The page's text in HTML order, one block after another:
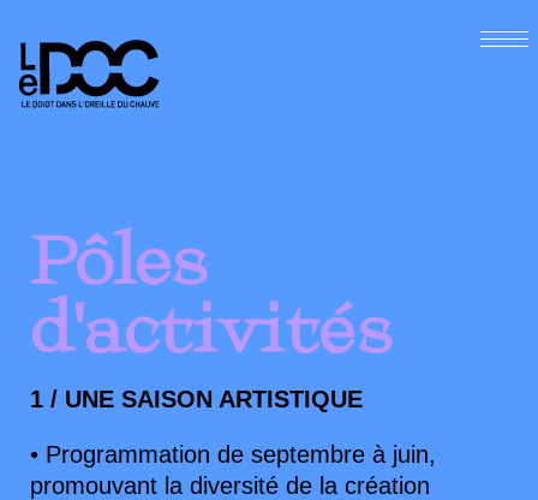
Pôles
d'activités
1 / UNE SAISON ARTISTIQUE
• Programmation de septembre à juin,
promouvant la diversité de la création